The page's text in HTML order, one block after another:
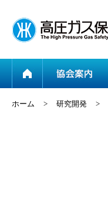
ホーム > 研究開発 >